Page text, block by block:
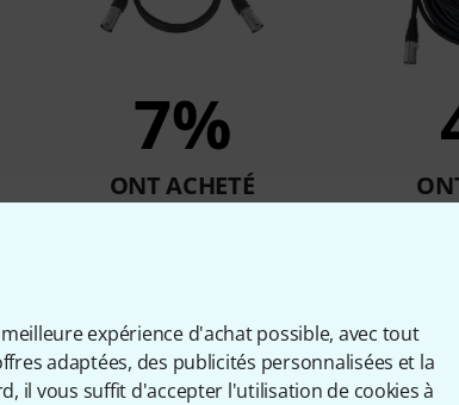
expérience d'achat possible, avec tout
adaptées, des publicités personnalisées et la
il vous suffit d'accepter l'utilisation de cookies à
7%
ONT ACHETÉ
pro